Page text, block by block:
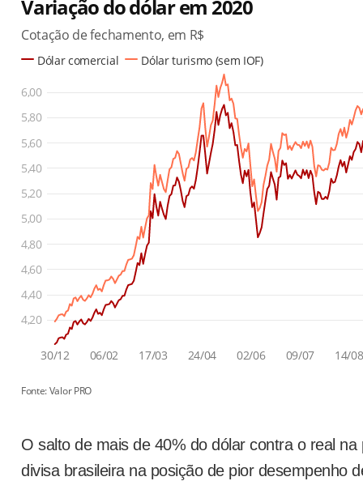
O salto de mais de 40% do dólar contra o real
divisa brasileira na posição de pior desempenho